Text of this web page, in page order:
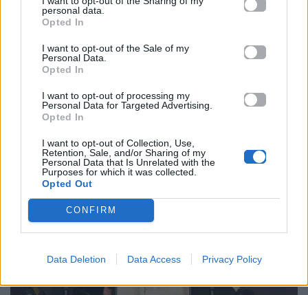
personal data.
Opted In
I want to opt-out of the Sale of my
Personal Data.
Opted In
I want to opt-out of processing my
Personal Data for Targeted Advertising.
Opted In
I want to opt-out of Collection, Use,
Retention, Sale, and/or Sharing of my
Personal Data that Is Unrelated with the
Purposes for which it was collected.
Opted Out
CONFIRM
Data Deletion Data Access Privacy Policy
Imana» της Marie-Clémentine Dusabejambo
τη Ρουάντα στην επίσημη επιλογή του φεστιβάλ,
ενώ ο Χρυσός Φοίνικας ταινίας μικρού μήκους πήγε
στο «Para los contrincantes» του Federico Luis.